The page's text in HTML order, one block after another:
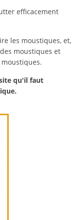
efficacement
les moustiques, et,
moustiques et
qu'il faut